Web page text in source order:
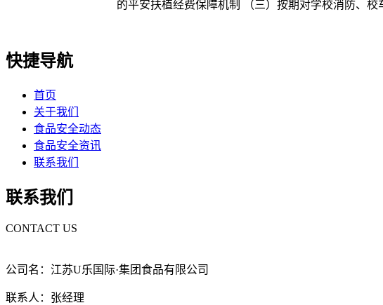
的平安扶植经费保障机制 （三）按期对学校消防、
快捷导航
首页
关于我们
食品安全动态
食品安全资讯
联系我们
联系我们
CONTACT US
公司名：江苏U乐国际·集团食品有限公司
联系人：张经理